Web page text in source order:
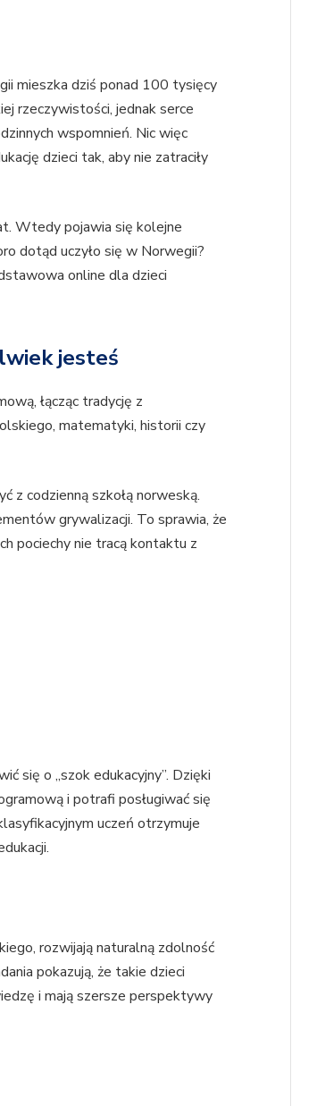
mieszka dziś ponad 100 tysięcy
rzeczywistości, jednak serce
wspomnień. Nic więc
dzieci tak, aby nie zatraciły
Wtedy pojawia się kolejne
dotąd uczyło się w Norwegii?
online dla dzieci
jesteś
łącząc tradycję z
matematyki, historii czy
z codzienną szkołą norweską.
grywalizacji. To sprawia, że
pociechy nie tracą kontaktu z
się o „szok edukacyjny”. Dzięki
i potrafi posługiwać się
uczeń otrzymuje
rozwijają naturalną zdolność
pokazują, że takie dzieci
i mają szersze perspektywy